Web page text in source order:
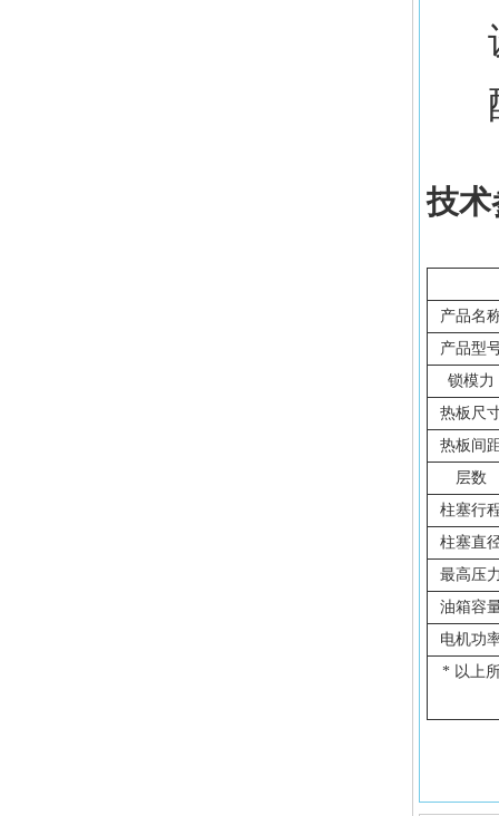
技术
产品名
产品型
锁模力
热板尺
热板间
层数
柱塞行
柱塞直
最高压
油箱容
电机功
* 以上